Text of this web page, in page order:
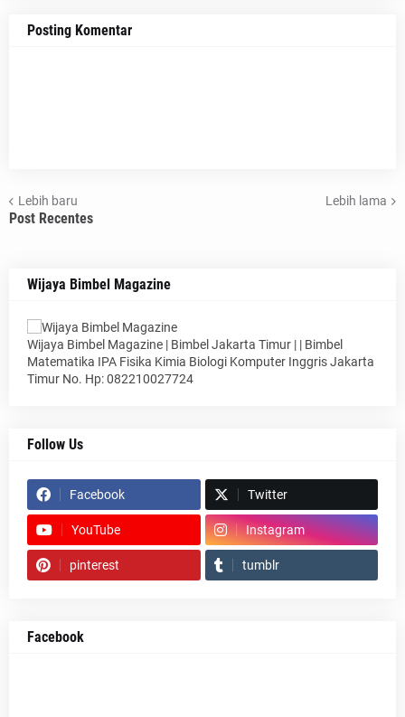
Posting Komentar
Lebih baru Lebih lama
Post Recentes
Wijaya Bimbel Magazine
Wijaya Bimbel Magazine | Bimbel Jakarta Timur | | Bimbel
Matematika IPA Fisika Kimia Biologi Komputer Inggris Jakarta
Timur No. Hp: 082210027724
Follow Us
Facebook Twitter
YouTube Instagram
pinterest tumblr
Facebook